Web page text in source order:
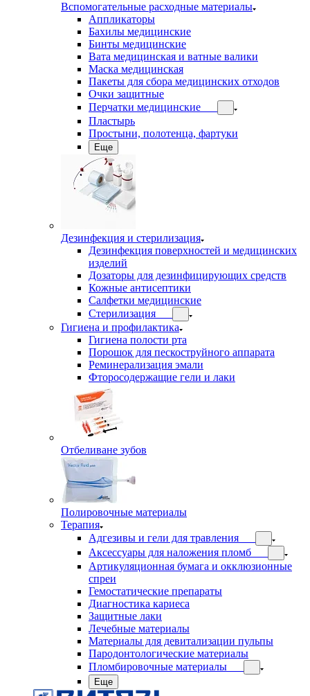
Вспомогательные расходные материалы
Аппликаторы
Бахилы медицинские
Бинты медицинские
Вата медицинская и ватные валики
Маска медицинская
Пакеты для сбора медицинских отходов
Очки защитные
Перчатки медицинские
Пластырь
Простыни, полотенца, фартуки
Еще
Дезинфекция и стерилизация
Дезинфекция поверхностей и медицинских
изделий
Дозаторы для дезинфицирующих средств
Кожные антисептики
Салфетки медицинские
Стерилизация
Гигиена и профилактика
Гигиена полости рта
Порошок для пескоструйного аппарата
Реминерализация эмали
Фторосодержащие гели и лаки
Отбеливане зубов
Полировочные материалы
Терапия
Адгезивы и гели для травления
Аксессуары для наложения пломб
Артикуляционная бумага и окклюзионные
спреи
Гемостатические препараты
Диагностика кариеса
Защитные лаки
Лечебные материалы
Материалы для девитализации пульпы
Пародонтологические материалы
Пломбировочные материалы
Еще